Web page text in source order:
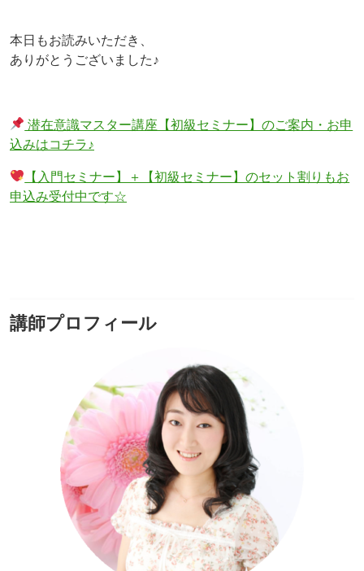
本日もお読みいただき、
ありがとうございました♪
潜在意識マスター講座【初級セミナー】のご案内・お申
込みはコチラ♪
【入門セミナー】＋【初級セミナー】のセット割りもお
申込み受付中です☆
講師プロフィール